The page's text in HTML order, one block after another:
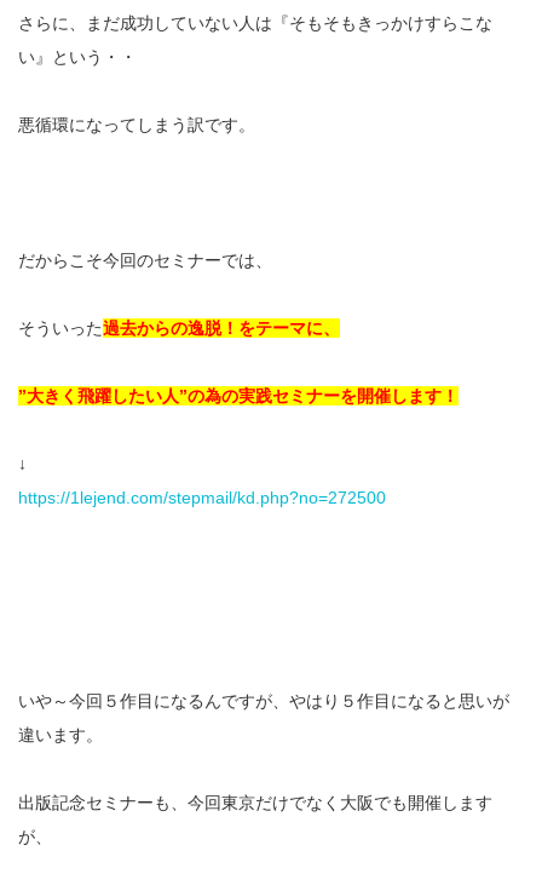
さらに、まだ成功していない人は『そもそもきっかけすらこな
い』という・・
悪循環になってしまう訳です。
だからこそ今回のセミナーでは、
そういった過去からの逸脱！をテーマに、
”大きく飛躍したい人”の為の実践セミナーを開催します！
↓
https://1lejend.com/stepmail/kd.php?no=272500
いや～今回５作目になるんですが、やはり５作目になると思いが
違います。
出版記念セミナーも、今回東京だけでなく大阪でも開催します
が、